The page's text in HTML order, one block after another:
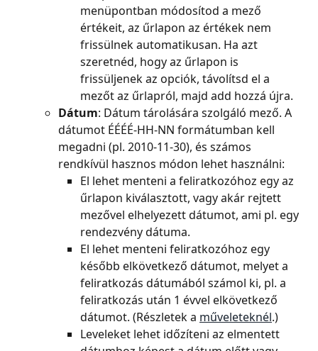
menüpontban módosítod a mező
értékeit, az űrlapon az értékek nem
frissülnek automatikusan. Ha azt
szeretnéd, hogy az űrlapon is
frissüljenek az opciók, távolítsd el a
mezőt az űrlapról, majd add hozzá újra.
Dátum: Dátum tárolására szolgáló mező. A
dátumot ÉÉÉÉ-HH-NN formátumban kell
megadni (pl. 2010-11-30), és számos
rendkívül hasznos módon lehet használni:
El lehet menteni a feliratkozóhoz egy az
űrlapon kiválasztott, vagy akár rejtett
mezővel elhelyezett dátumot, ami pl. egy
rendezvény dátuma.
El lehet menteni feliratkozóhoz egy
később elkövetkező dátumot, melyet a
feliratkozás dátumából számol ki, pl. a
feliratkozás után 1 évvel elkövetkező
dátumot. (Részletek a műveleteknél.)
Leveleket lehet időzíteni az elmentett